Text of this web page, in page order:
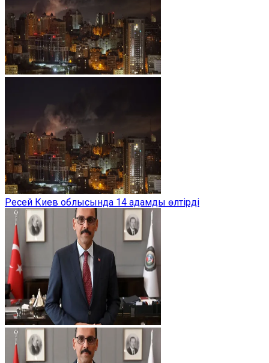
Ресей Киев облысында 14 адамды өлтірді